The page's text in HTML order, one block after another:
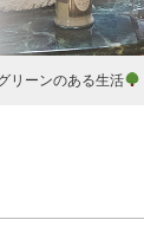
リーンのある生活